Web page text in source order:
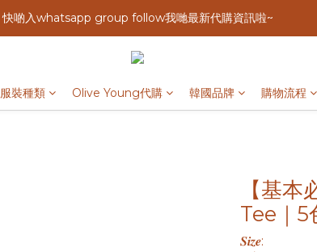
快啲入whatsapp group follow我哋最新代購資訊啦~
服裝種類 Olive Young代購 韓國品牌 購物流程
【基
Tee｜5
𝑺𝒊𝒛𝒆: